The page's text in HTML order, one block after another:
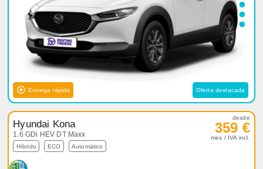
Entrega rápida Oferta destacada
Hyundai Kona
1.6 GDi HEV DT Maxx
Híbrido ECO Automático
desde
359 €
mes / IVA incl.